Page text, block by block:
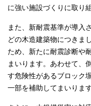
に強い施設づくりに取り
また、新耐震基準が導入
どの木造建築物につきま
ため、新たに耐震診断や
まいります。あわせて、
す危険性があるブロック
一部を補助してまいります